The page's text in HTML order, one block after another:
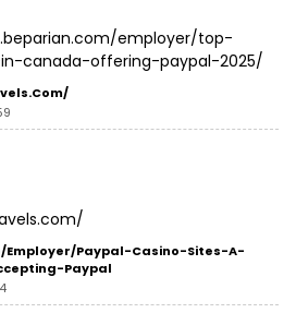
employer/top-
canada-offering-paypal-2025/
paypal-Casino-Sites-A-
Paypal